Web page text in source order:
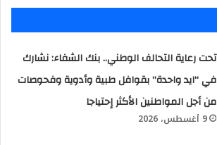
تحت رعاية التحالف الوطني.. بنك الشفاء: نشارك
في “ايد واحدة” بقوافل طبية وأدوية وفحوصات
من أجل المواطنين الأكثر إحتياجا
9 أغسطس، 2026